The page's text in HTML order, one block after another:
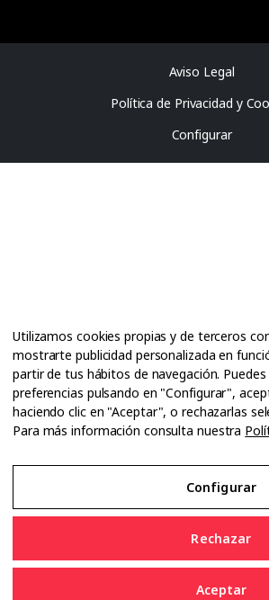
Utilizamos cookies propias y de terceros
mostrarte publicidad personalizada en
partir de tus hábitos de navegación.
preferencias pulsando en "Configurar",
haciendo clic en "Aceptar", o rechazarlas
Para más información consulta nuestra
Configurar
Rechazar
Aceptar
Aviso Legal
Política de Privacidad y
Configurar